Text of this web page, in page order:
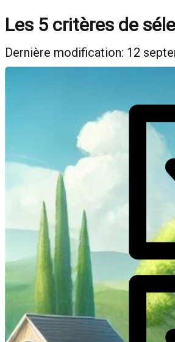
Les 5 critères de
Dernière modification: 12